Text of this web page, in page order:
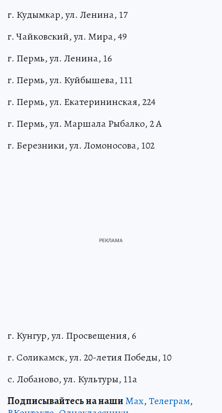
г. Кудымкар, ул. Ленина, 17
г. Чайковский, ул. Мира, 49
г. Пермь, ул. Ленина, 16
г. Пермь, ул. Куйбышева, 111
г. Пермь, ул. Екатерининская, 224
г. Пермь, ул. Маршала Рыбалко, 2 А
г. Березники, ул. Ломоносова, 102
г. Кунгур, ул. Просвещения, 6
г. Соликамск, ул. 20-летия Победы, 10
с. Лобаново, ул. Культуры, 11а
Подписывайтесь на нашиMax,Телеграм,